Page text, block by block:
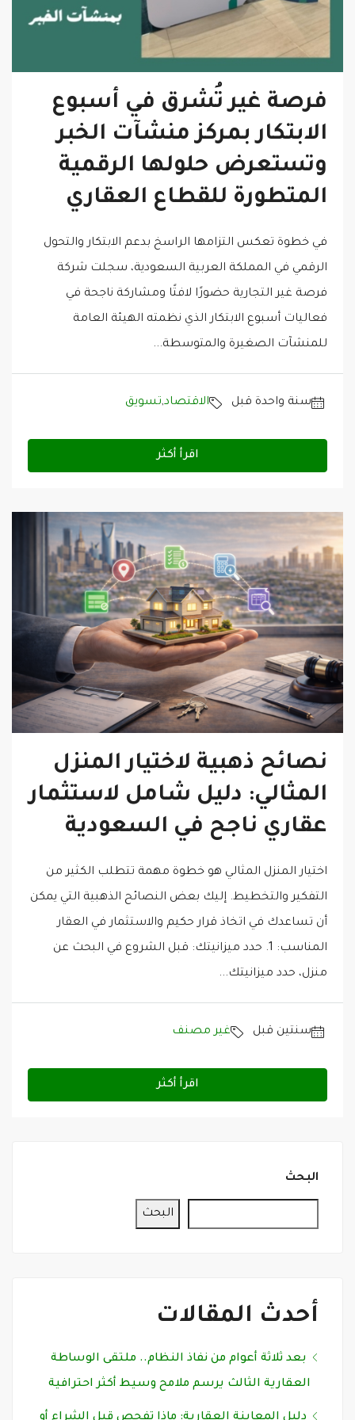
فرصة غير تُشرق في أسبوع
الابتكار بمركز منشآت الخبر
وتستعرض حلولها الرقمية
المتطورة للقطاع العقاري
في خطوة تعكس التزامها الراسخ بدعم الابتكار والتحول
الرقمي في المملكة العربية السعودية، سجلت شركة
فرصة غير التجارية حضورًا لافتًا ومشاركة ناجحة في
فعاليات أسبوع الابتكار الذي نظمته الهيئة العامة
للمنشآت الصغيرة والمتوسطة...
‏سنة واحدة قبل الاقتصاد,تسويق
اقرأ أكثر
نصائح ذهبية لاختيار المنزل
المثالي: دليل شامل لاستثمار
عقاري ناجح في السعودية
اختيار المنزل المثالي هو خطوة مهمة تتطلب الكثير من
التفكير والتخطيط. إليك بعض النصائح الذهبية التي يمكن
أن تساعدك في اتخاذ قرار حكيم والاستثمار في العقار
المناسب: 1. حدد ميزانيتك: قبل الشروع في البحث عن
منزل، حدد ميزانيتك...
‏سنتين قبل غير مصنف
اقرأ أكثر
البحث
البحث
أحدث المقالات
بعد ثلاثة أعوام من نفاذ النظام.. ملتقى الوساطة
العقارية الثالث يرسم ملامح وسيط أكثر احترافية
دليل المعاينة العقارية: ماذا تفحص قبل الشراء أو